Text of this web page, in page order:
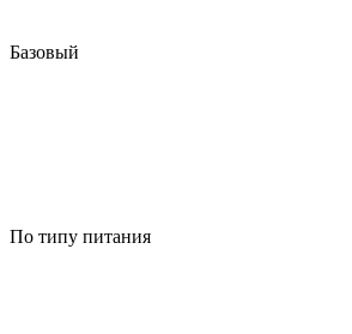
Базовый
По типу питания